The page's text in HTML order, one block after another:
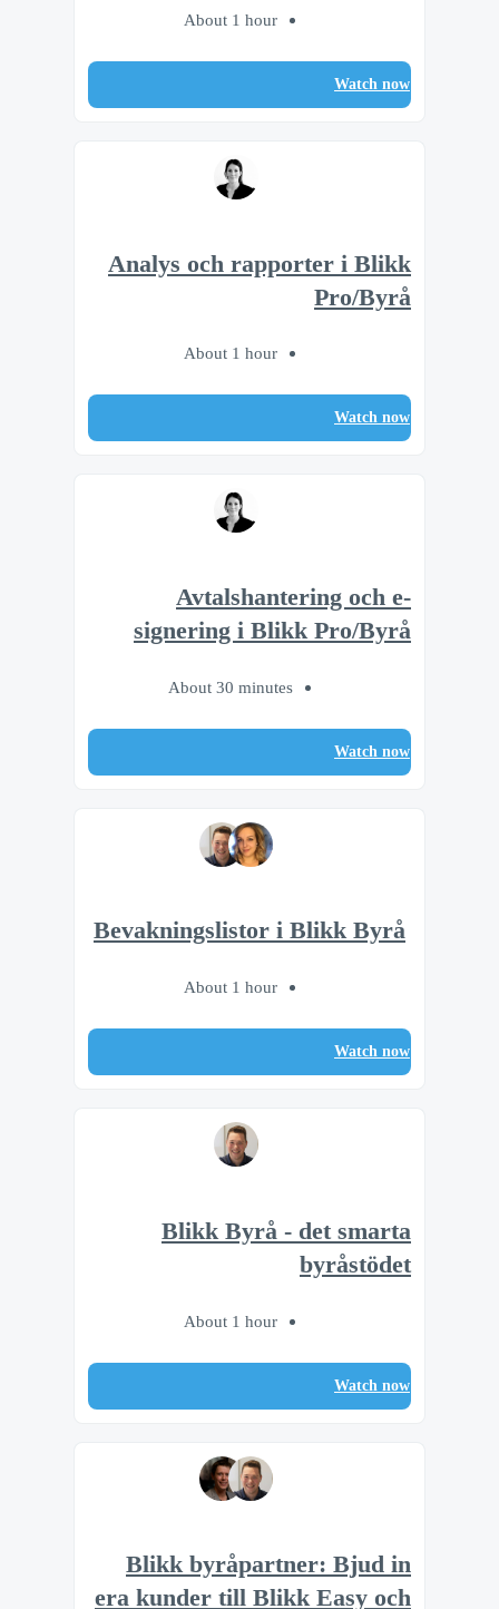
About 1 hour
Watch now
Analys och rapporter i Blikk
Pro/Byrå
About 1 hour
Watch now
Avtalshantering och e-
signering i Blikk Pro/Byrå
About 30 minutes
Watch now
Bevakningslistor i Blikk Byrå
About 1 hour
Watch now
Blikk Byrå - det smarta
byråstödet
About 1 hour
Watch now
Blikk byråpartner: Bjud in
era kunder till Blikk Easy och